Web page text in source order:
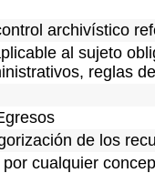
archivístico
al sujeto
reglas
de los
cualquier